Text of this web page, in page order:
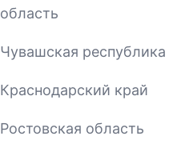
область
Чувашская республика
Краснодарский край
Ростовская область